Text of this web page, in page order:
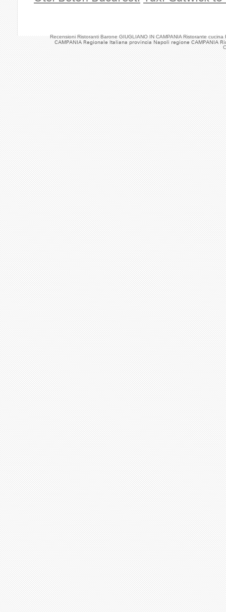
Recensioni Ristoranti Barone GIUGLIANO IN CAMPANIA Ristorante cucina
CAMPANIA Regionale Italiana provincia Napoli regione CAMPANIA